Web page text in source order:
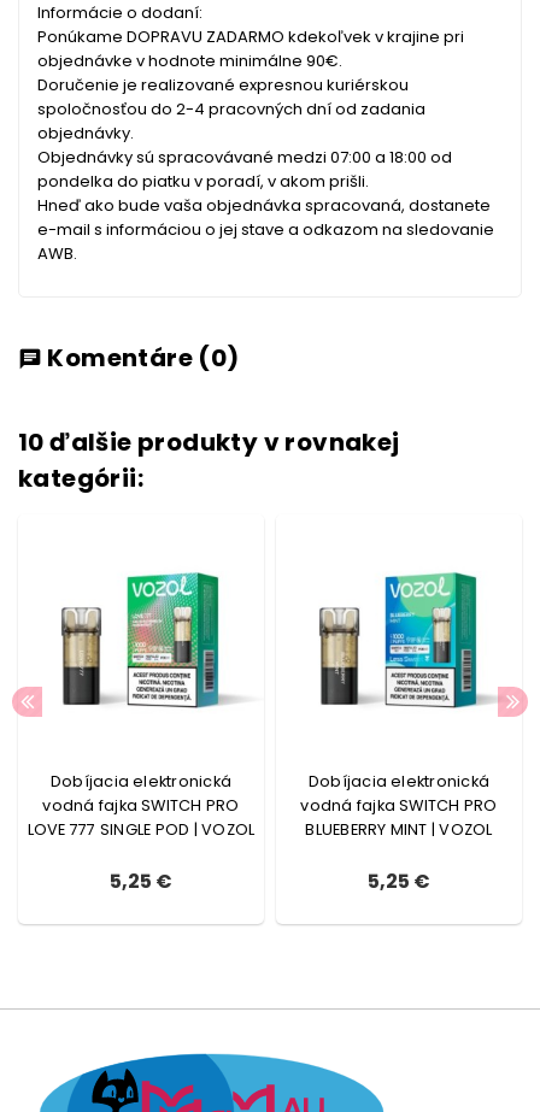
Informácie o dodaní:
Ponúkame DOPRAVU ZADARMO kdekoľvek v krajine pri
objednávke v hodnote minimálne 90€.
Doručenie je realizované expresnou kuriérskou
spoločnosťou do 2-4 pracovných dní od zadania
objednávky.
Objednávky sú spracovávané medzi 07:00 a 18:00 od
pondelka do piatku v poradí, v akom prišli.
Hneď ako bude vaša objednávka spracovaná, dostanete
e-mail s informáciou o jej stave a odkazom na sledovanie
AWB.
chat Komentáre (0)
10 ďalšie produkty v rovnakej
kategórii:
Dobíjacia elektronická
vodná fajka SWITCH PRO
LOVE 777 SINGLE POD | VOZOL
5,25 €
Dobíjacia elektronická
vodná fajka SWITCH PRO
BLUEBERRY MINT | VOZOL
5,25 €